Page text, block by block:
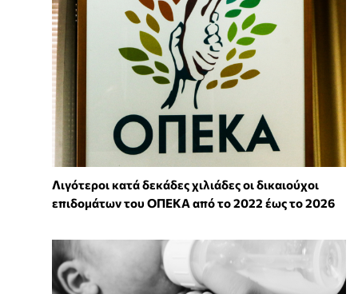
Λιγότεροι κατά δεκάδες χιλιάδες οι δικαιούχοι
επιδομάτων του ΟΠΕΚΑ από το 2022 έως το 2026